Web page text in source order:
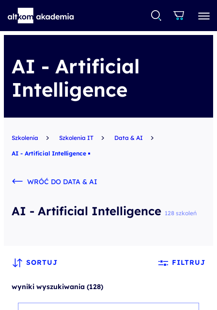
AI - Artificial
Intelligence
Szkolenia Szkolenia IT Data & AI
AI - Artificial Intelligence
WRÓĆ DO DATA & AI
AI - Artificial Intelligence 128 szkoleń
SORTUJ FILTRUJ
wyniki wyszukiwania (128)